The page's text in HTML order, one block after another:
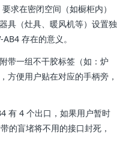
求在密闭空间（如橱柜内）
具（灶具、暖风机等）设置独
存在的意义。
带一组不干胶标签（如：炉
方便用户贴在对应的手柄旁，
有 4 个出口，如果用户暂时
的盲堵将不用的接口封死，